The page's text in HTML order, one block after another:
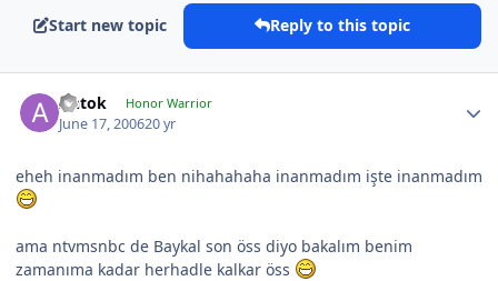
Start new topic Reply to this topic
Antok Honor Warrior
June 17, 200620 yr
eheh inanmadım ben nihahahaha inanmadım işte inanmadım
ama ntvmsnbc de Baykal son öss diyo bakalım benim
zamanıma kadar herhadle kalkar öss